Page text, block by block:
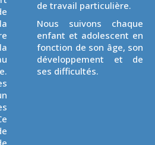
de travail particulière.
Nous suivons chaque
enfant et adolescent en
fonction de son âge, son
développement et de
ses difficultés.